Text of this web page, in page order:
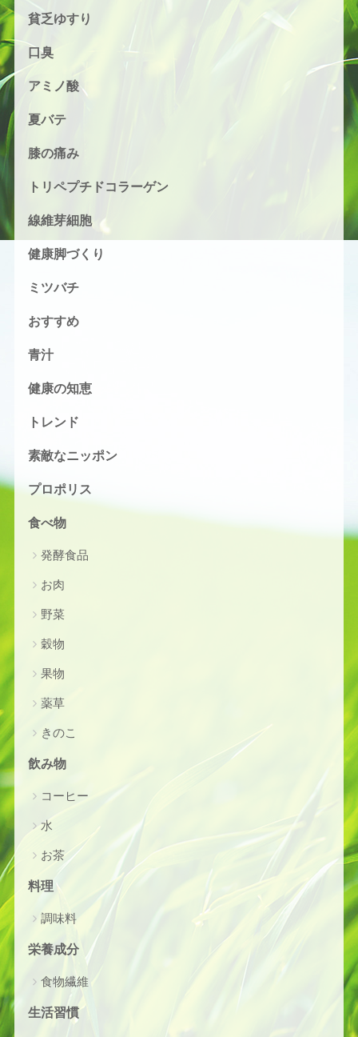
貧乏ゆすり
口臭
アミノ酸
夏バテ
膝の痛み
トリペプチドコラーゲン
線維芽細胞
健康脚づくり
ミツバチ
おすすめ
青汁
健康の知恵
トレンド
素敵なニッポン
プロポリス
食べ物
発酵食品
お肉
野菜
穀物
果物
薬草
きのこ
飲み物
コーヒー
水
お茶
料理
調味料
栄養成分
食物繊維
生活習慣